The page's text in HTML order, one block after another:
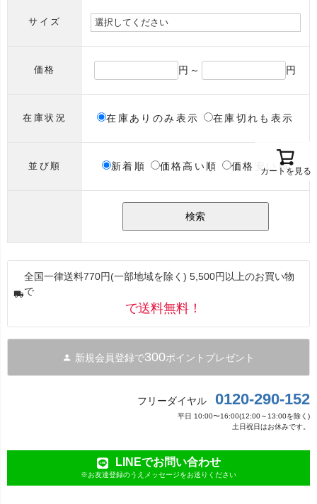
カートを見る
サイズ
価格 円～ 円
在庫状況 在庫ありのみ表示 在庫切れも表示
並び順 新着順 価格高い順 価格安い順
検索
全国一律送料770円(一部地域を除く) 5,500円以上のお買い物
で
で送料無料！
新規会員登録で300ポイントプレゼント
フリーダイヤル 0120-290-152
平日 10:00〜16:00(12:00～13:00を除く)
土日祝日はお休みです。
LINEでお問い合わせ
※お友達登録のうえメッセージをお送りください